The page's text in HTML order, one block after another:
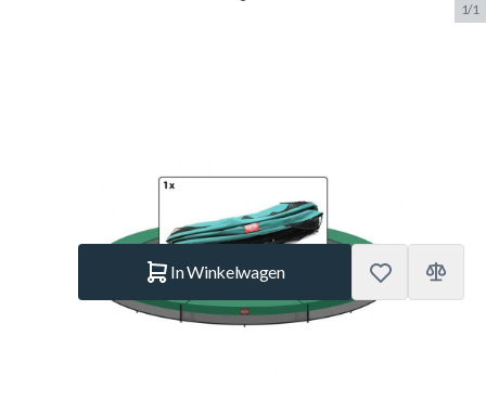
1/1
In Winkelwagen